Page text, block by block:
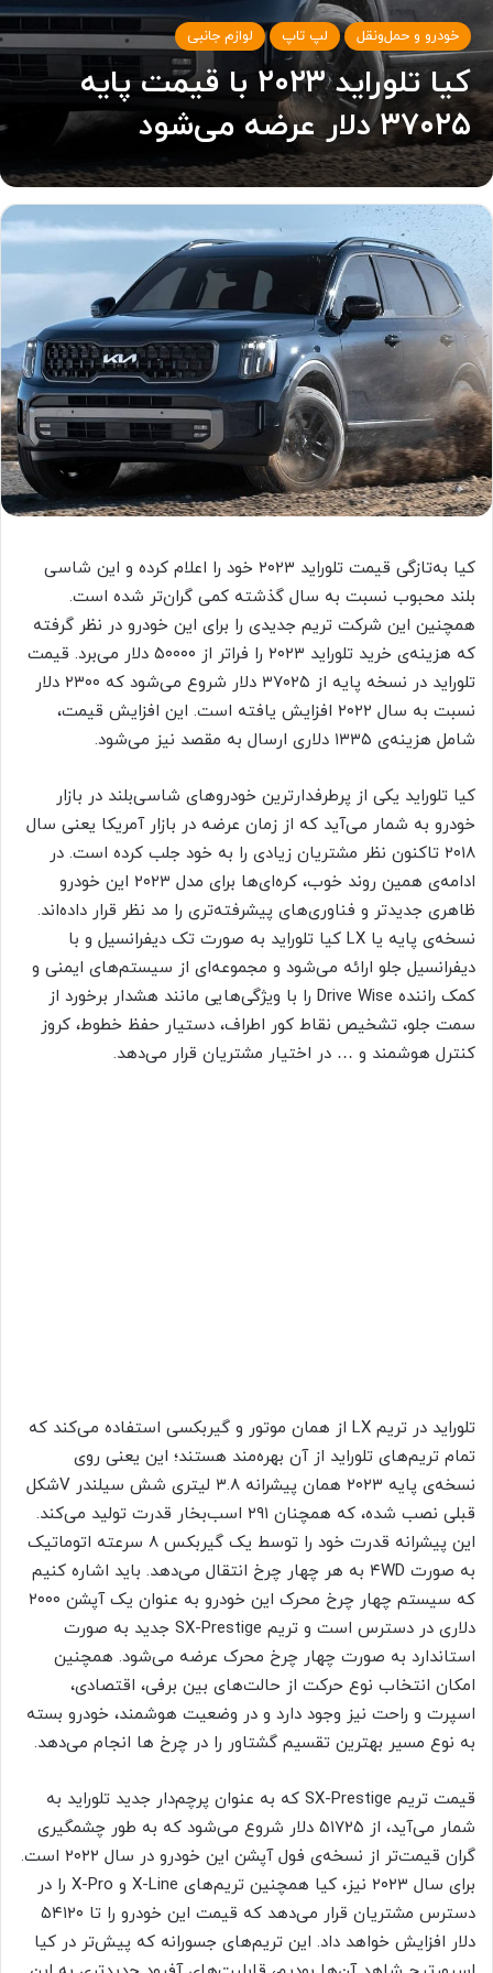
خودرو و حمل‌و‌نقل لپ تاپ لوازم جانبی
کیا تلوراید ۲۰۲۳ با قیمت پایه
۳۷۰۲۵ دلار عرضه می‌شود
کیا به‌تازگی قیمت تلوراید ۲۰۲۳ خود را اعلام کرده و این شاسی
بلند محبوب نسبت به سال گذشته کمی گران‌تر شده است.
همچنین این شرکت تریم جدیدی را برای این خودرو در نظر گرفته
که هزینه‌ی خرید تلوراید ۲۰۲۳ را فراتر از ۵۰۰۰۰ دلار می‌برد. قیمت
تلوراید در نسخه پایه از ۳۷۰۲۵ دلار شروع می‌شود که ۲۳۰۰ دلار
نسبت به سال ۲۰۲۲ افزایش یافته است. این افزایش قیمت،
شامل هزینه‌ی ۱۳۳۵ دلاری ارسال به مقصد نیز می‌شود.
کیا تلوراید یکی از پرطرفدارترین خودروهای شاسی‌بلند در بازار
خودرو به شمار می‌آید که از زمان عرضه در بازار آمریکا یعنی سال
۲۰۱۸ تاکنون نظر مشتریان زیادی را به خود جلب کرده است. در
ادامه‌ی همین روند خوب، کره‌ای‌ها برای مدل ۲۰۲۳ این خودرو
ظاهری جدید‌تر و فناوری‌های پیشرفته‌تری را مد نظر قرار داده‌اند.
نسخه‌ی پایه یا LX کیا تلوراید به صورت تک دیفرانسیل و با
دیفرانسیل جلو ارائه می‌شود و مجموعه‌ای از سیستم‌های ایمنی و
کمک راننده Drive Wise را با ویژگی‌هایی مانند هشدار برخورد از
سمت جلو، تشخیص نقاط کور اطراف، دستیار حفظ خطوط، کروز
کنترل هوشمند و … در اختیار مشتریان قرار می‌دهد.
تلوراید در تریم LX از همان موتور و گیربکسی استفاده می‌کند که
تمام تریم‌های تلوراید از آن بهره‌مند هستند؛ این یعنی روی
نسخه‌ی پایه ۲۰۲۳ همان پیشرانه ۳.۸ لیتری شش سیلندر Vشکل
قبلی نصب شده، که همچنان ۲۹۱ اسب‌بخار قدرت تولید می‌کند.
این پیشرانه قدرت خود را توسط یک گیربکس ۸ سرعته اتوماتیک
به صورت ۴WD به هر چهار چرخ انتقال می‌دهد. باید اشاره کنیم
که سیستم چهار چرخ محرک این خودرو به‌ عنوان یک آپشن ۲۰۰۰
دلاری در دسترس است و تریم SX-Prestige جدید به صورت
استاندارد به صورت چهار چرخ محرک عرضه می‌شود. همچنین
امکان انتخاب نوع حرکت از حالت‌های بین برفی، اقتصادی،
اسپرت و راحت نیز وجود دارد و در وضعیت هوشمند، خودرو بسته
به نوع مسیر بهترین تقسیم گشتاور را در چرخ ها انجام می‌دهد.
قیمت تریم SX-Prestige که به عنوان پرچم‌دار جدید تلوراید به
شمار می‌آید، از ۵۱۷۲۵ دلار شروع می‌شود که به طور چشمگیری
گران قیمت‌تر از نسخه‌ی فول آپشن این خودرو در سال ۲۰۲۲ است.
برای سال ۲۰۲۳ نیز، کیا همچنین تریم‌های X-Line و X-Pro را در
دسترس مشتریان قرار می‌دهد که قیمت این خودرو را تا ۵۴۱۲۰
دلار افزایش خواهد داد. این تریم‌های جسورانه که پیش‌تر در کیا